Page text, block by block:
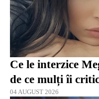
Ce le interzice
de ce mulți îi
04 AUGUST 2026